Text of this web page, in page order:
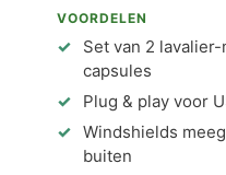
VOORDELEN
Set van 2
capsules
Plug & play voor
Windshields
buiten